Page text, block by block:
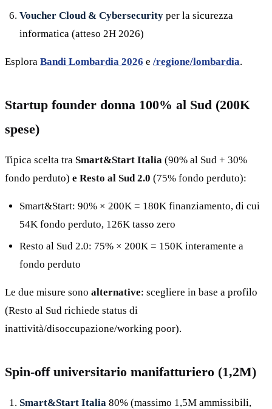
Voucher Cloud & Cybersecurity per la sicurezza
informatica (atteso 2H 2026)
Esplora Bandi Lombardia 2026 e /regione/lombardia.
Startup founder donna 100% al Sud (200K
spese)
Tipica scelta tra Smart&Start Italia (90% al Sud + 30%
fondo perduto) e Resto al Sud 2.0 (75% fondo perduto):
Smart&Start: 90% × 200K = 180K finanziamento, di cui
54K fondo perduto, 126K tasso zero
Resto al Sud 2.0: 75% × 200K = 150K interamente a
fondo perduto
Le due misure sono alternative: scegliere in base a profilo
(Resto al Sud richiede status di
inattività/disoccupazione/working poor).
Spin-off universitario manifatturiero (1,2M)
Smart&Start Italia 80% (massimo 1,5M ammissibili,